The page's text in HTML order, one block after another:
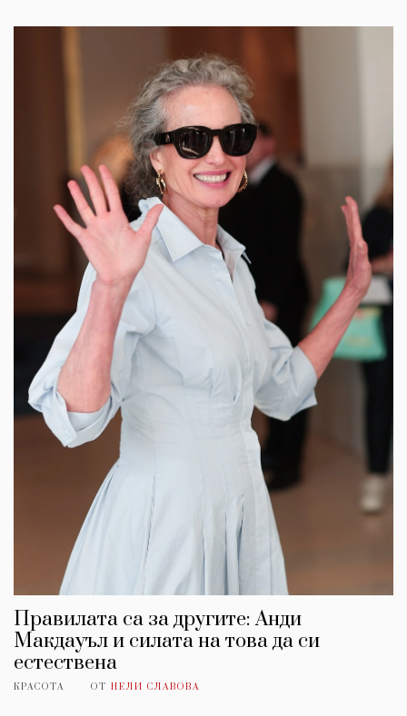
Правилата са за другите: Анди
Макдауъл и силата на това да си
естествена
КРАСОТА ОТ НЕЛИ СЛАВОВА